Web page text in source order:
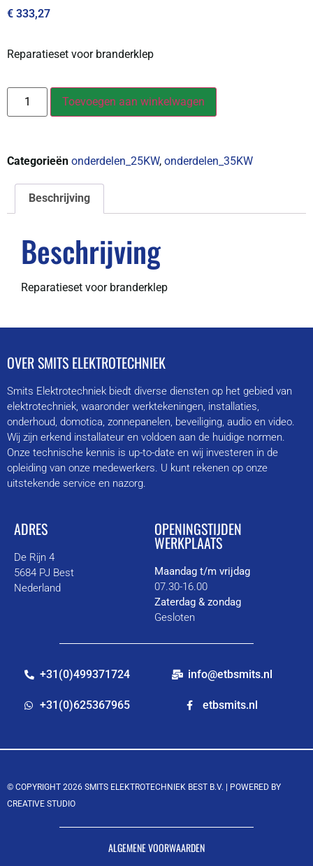
€ 333,27
Reparatieset voor branderklep
Toevoegen aan winkelwagen
Categorieën onderdelen_25KW, onderdelen_35KW
Beschrijving
Beschrijving
Reparatieset voor branderklep
OVER SMITS ELEKTROTECHNIEK
Smits Elektrotechniek biedt diverse diensten op het gebied van
elektrotechniek, waaronder werktekeningen, installaties,
onderhoud, domotica, zonnepanelen, beveiliging, audio en video.
Wij zijn erkend installateur en voldoen aan de huidige normen.
Onze technische kennis is up-to-date en wij investeren in de
opleiding van onze medewerkers. U kunt rekenen op onze
uitstekende service en nazorg.
ADRES
De Rijn 4
5684 PJ Best
Nederland
OPENINGSTIJDEN
WERKPLAATS
Maandag t/m vrijdag
07.30-16.00
Zaterdag & zondag
Gesloten
+31(0)499371724
+31(0)625367965
info@etbsmits.nl
etbsmits.nl
© COPYRIGHT 2026 SMITS ELEKTROTECHNIEK BEST B.V. |
POWERED BY
CREATIVE STUDIO
ALGEMENE VOORWAARDEN